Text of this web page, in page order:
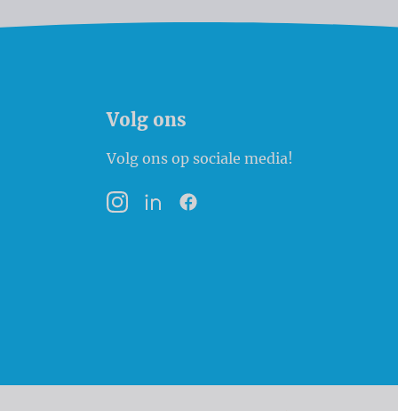
Volg ons
Volg ons op sociale media!
InstagramLinkedInFacebook